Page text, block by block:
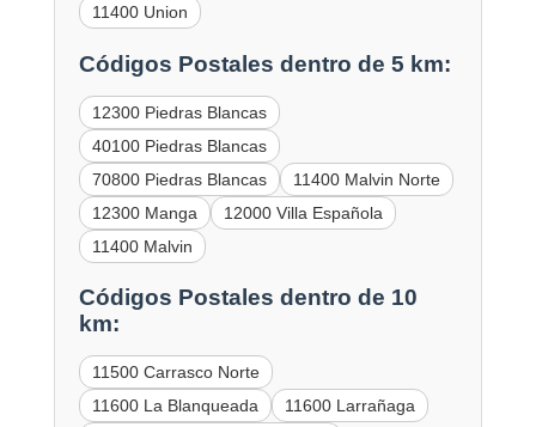
11400 Union
Códigos Postales dentro de 5 km:
12300 Piedras Blancas
40100 Piedras Blancas
70800 Piedras Blancas
11400 Malvin Norte
12300 Manga
12000 Villa Española
11400 Malvin
Códigos Postales dentro de 10
km:
11500 Carrasco Norte
11600 La Blanqueada
11600 Larrañaga